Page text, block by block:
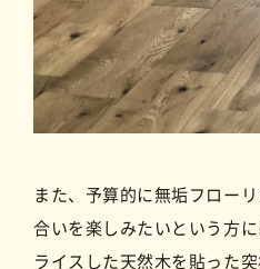
また、予算的に無垢フロー
合いを楽しみたいという方
ライスした天然木を貼った